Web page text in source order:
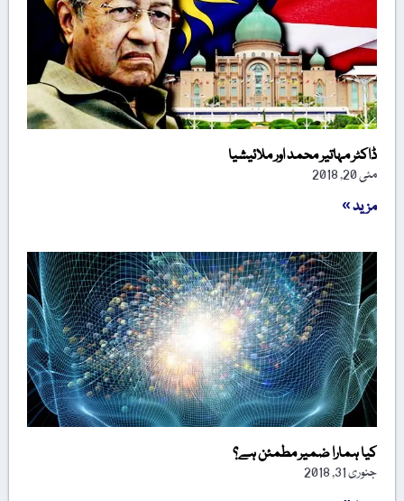
ڈاکٹر مہاتیر محمد اور ملائیشیا
مئی 20, 2018
مزید »
کیا ہمارا ضمیر مطمئن ہے؟
جنوری 31, 2018